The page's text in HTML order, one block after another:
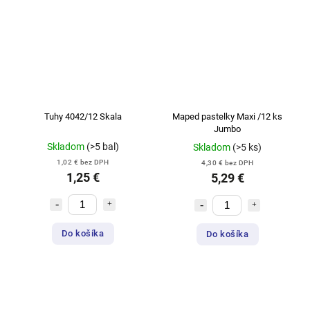
Tuhy 4042/12 Skala
Skladom (>5 bal)
1,02 € bez DPH
1,25 €
Do košíka
Maped pastelky Maxi /12 ks
Jumbo
Skladom (>5 ks)
4,30 € bez DPH
5,29 €
Do košíka